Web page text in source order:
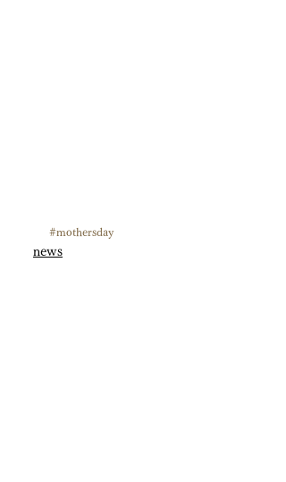
#mothersday
news